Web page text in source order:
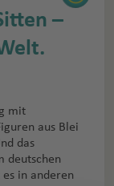
–
mit
aus Blei
das
deutschen
in anderen